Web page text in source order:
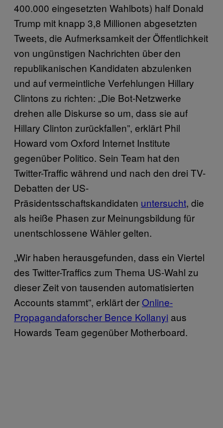
400.000 eingesetzten Wahlbots) half Donald
Trump mit knapp 3,8 Millionen abgesetzten
Tweets, die Aufmerksamkeit der Öffentlichkeit
von ungünstigen Nachrichten über den
republikanischen Kandidaten abzulenken
und auf vermeintliche Verfehlungen Hillary
Clintons zu richten: „Die Bot-Netzwerke
drehen alle Diskurse so um, dass sie auf
Hillary Clinton zurückfallen”, erklärt Phil
Howard vom Oxford Internet Institute
gegenüber Politico. Sein Team hat den
Twitter-Traffic während und nach den drei TV-
Debatten der US-
Präsidentsschaftskandidaten untersucht, die
als heiße Phasen zur Meinungsbildung für
unentschlossene Wähler gelten.
„Wir haben herausgefunden, dass ein Viertel
des Twitter-Traffics zum Thema US-Wahl zu
dieser Zeit von tausenden automatisierten
Accounts stammt”, erklärt derOnline-
Propagandaforscher Bence Kollanyi aus
Howards Team gegenüber Motherboard.